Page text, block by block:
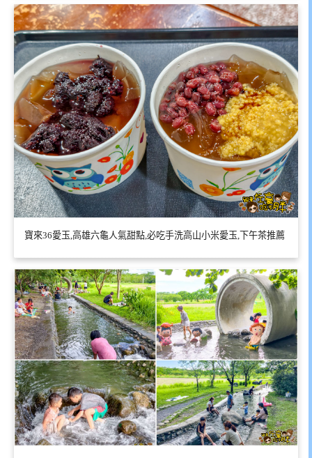
寶來36愛玉,高雄六龜人氣甜點,必吃手洗高山小米愛玉,下午茶推薦